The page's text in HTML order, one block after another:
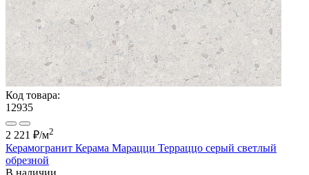
Код товара:
12935
2 221 ₽/м2
Керамогранит Керама Марацци Терраццо серый светлый
обрезной